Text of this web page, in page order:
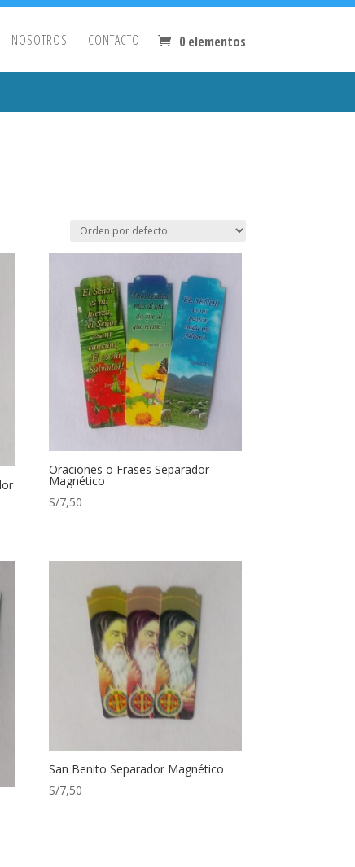
NOSOTROS CONTACTO 0 elementos
Oraciones o Frases Separador
Magnético
S/7,50
San Benito Separador Magnético
S/7,50